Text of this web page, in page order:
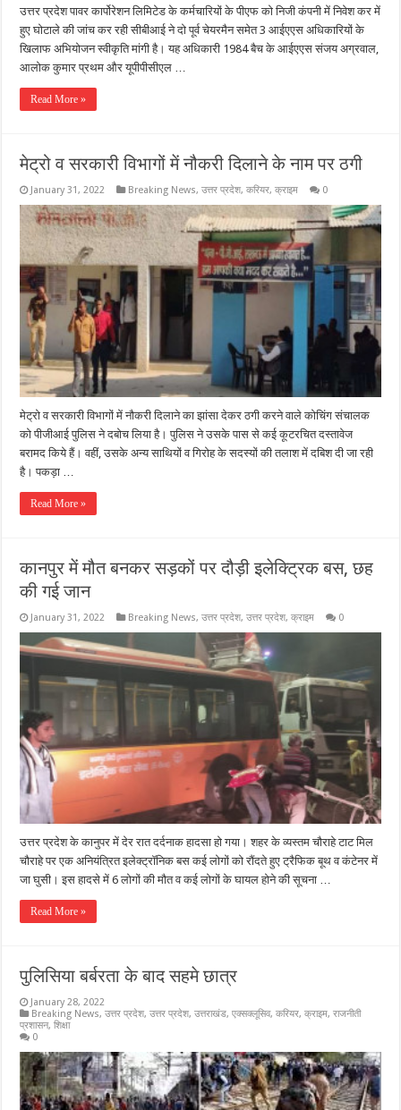
उत्तर प्रदेश पावर कार्पोरेशन लिमिटेड के कर्मचारियों के पीएफ को निजी कंपनी में निवेश कर में
हुए घोटाले की जांच कर रही सीबीआई ने दो पूर्व चेयरमैन समेत 3 आईएएस अधिकारियों के
खिलाफ अभियोजन स्वीकृति मांगी है। यह अधिकारी 1984 बैच के आईएएस संजय अग्रवाल,
आलोक कुमार प्रथम और यूपीपीसीएल …
Read More »
मेट्रो व सरकारी विभागों में नौकरी दिलाने के नाम पर ठगी
January 31, 2022 Breaking News,उत्तर प्रदेश,करियर,क्राइम 0
मेट्रो व सरकारी विभागों में नौकरी दिलाने का झांसा देकर ठगी करने वाले कोचिंग संचालक
को पीजीआई पुलिस ने दबोच लिया है। पुलिस ने उसके पास से कई कूटरचित दस्तावेज
बरामद किये हैं। वहीं, उसके अन्य साथियों व गिरोह के सदस्यों की तलाश में दबिश दी जा रही
है। पकड़ा …
Read More »
कानपुर में मौत बनकर सड़कों पर दौड़ी इलेक्ट्रिक बस, छह
की गई जान
January 31, 2022 Breaking News,उत्तर प्रदेश,उत्तर प्रदेश,क्राइम 0
उत्तर प्रदेश के कानुपर में देर रात दर्दनाक हादसा हो गया। शहर के व्यस्तम चौराहे टाट मिल
चौराहे पर एक अनियंत्रित इलेक्ट्रॉनिक बस कई लोगों को रौंदते हुए ट्रैफिक बूथ व कंटेनर में
जा घुसी। इस हादसे में 6 लोगों की मौत व कई लोगों के घायल होने की सूचना …
Read More »
पुलिसिया बर्बरता के बाद सहमे छात्र
January 28, 2022
Breaking News,उत्तर प्रदेश,उत्तर प्रदेश,उत्तराखंड,एक्सक्लूसिव,करियर,क्राइम,राजनीती
प्रशासन,शिक्षा
0